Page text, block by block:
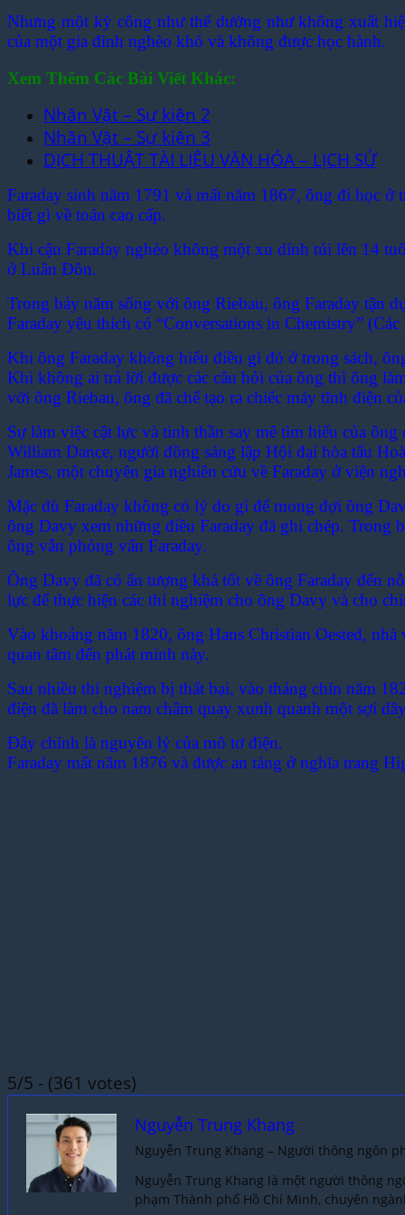
Nhưng một kỳ công như thế dường như không xuất
của một gia đình nghèo khó và không được học hành.
Xem Thêm Các Bài Viết Khác:
Nhân Vật – Sự kiện 2
Nhân Vật – Sự kiện 3
DỊCH THUẬT TÀI LIỆU VĂN HÓA – LỊCH SỬ
Faraday sinh năm 1791 và mất năm 1867, ông đi học
biết gì về toán cao cấp.
Khi cậu Faraday nghèo không một xu dính túi lên 14
ở Luân Đôn.
Trong bảy năm sống với ông Riebau, ông Faraday tận
Faraday yêu thích có “Conversations in Chemistry”
Khi ông Faraday không hiểu điều gì đó ở trong sách,
Khi không ai trả lời được các câu hỏi của ông thì ông
với ông Riebau, ông đã chế tạo ra chiếc máy tĩnh điện
Sự làm việc cật lực và tinh thần say mê tìm hiểu của
William Dance, người đồng sáng lập Hội đại hòa tấu
James, một chuyên gia nghiên cứu về Faraday ở viện
Mặc dù Faraday không có lý do gì để mong đợi ông
ông Davy xem những điều Faraday đã ghi chép.
ông vẫn phỏng vấn Faraday.
Ông Davy đã có ấn tượng khá tốt về ông Faraday đến
lực để thực hiện các thí nghiệm cho ông Davy và cho
Vào khoảng năm 1820, ông Hans Christian Oested,
quan tâm đến phát minh này.
Sau nhiều thí nghiệm bị thất bại, vào tháng chín năm
điện đã làm cho nam châm quay xunh quanh một sợi
Đây chính là nguyên lý của mô tơ điện.
Faraday mất năm 1876 và được an táng ở nghĩa trang
5/5 - (361 votes)
Nguyễn Trung Khang
Nguyễn Trung Khang – Người thông ngôn
Nguyễn Trung Khang là một người thông
phạm Thành phố Hồ Chí Minh, chuyên